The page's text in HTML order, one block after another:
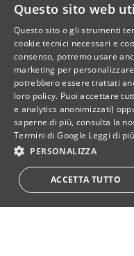
Resta connesso
Mappa del sito
Cookie Policy
C. Fiscale: 80071270153
Questo sito web
Questo sito o gli strumenti
cookie tecnici necessari e
consenso, potremo usare
marketing per
potrebbero essere trattati
loro policy. Puoi accettare
e analytics anonimizzati)
saperne di più, consulta la
Termini di Google Leggi di più
PERSONALIZZA
ACCETTA TUTTO